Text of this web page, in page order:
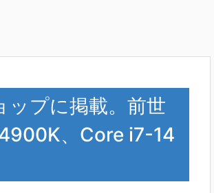
プに掲載。前世
、Core i7-14